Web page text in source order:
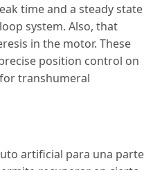
time and a steady state
system. Also, that
in the motor. These
position control on
transhumeral
artificial para una parte